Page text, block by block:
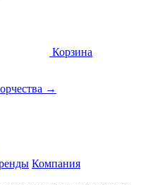
Корзина
→
Компания